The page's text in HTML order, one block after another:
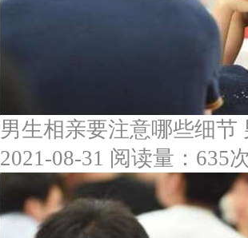
男生相亲要注意哪些细节
2021-08-31 阅读量：635